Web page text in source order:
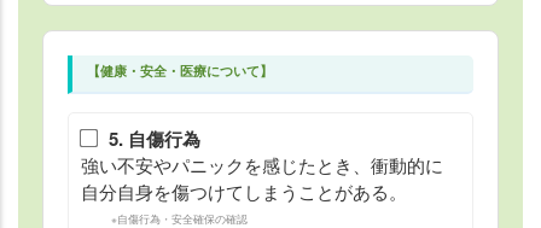
【健康・安全・医療について】
5. 自傷行為
強い不安やパニックを感じたとき、衝動的に
自分自身を傷つけてしまうことがある。
※自傷行為・安全確保の確認